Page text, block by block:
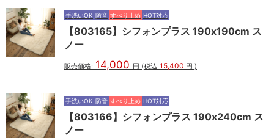
手洗いOK 防音 すべり止め HOT対応
【803165】シフォンプラス 190x190cm ス
ノー
販売価格: 14,000 円 (税込 15,400 円 )
手洗いOK 防音 すべり止め HOT対応
【803166】シフォンプラス 190x240cm ス
ノー